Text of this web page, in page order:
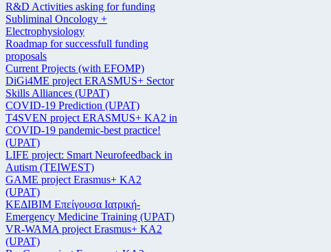
R&D Activities asking for funding
Subliminal Oncology +
Electrophysiology
Roadmap for successfull funding
proposals
Current Projects (with EFOMP)
DiGi4ME project ERASMUS+ Sector
Skills Alliances (UPAT)
COVID-19 Prediction (UPAT)
T4SVEN project ERASMUS+ KA2 in
COVID-19 pandemic-best practice!
(UPAT)
LIFE project: Smart Neurofeedback in
Autism (TEIWEST)
GAME project Erasmus+ KA2
(UPAT)
ΚΕΔΙΒΙΜ Επείγουσα Ιατρική-
Emergency Medicine Training (UPAT)
VR-WAMA project Erasmus+ KA2
(UPAT)